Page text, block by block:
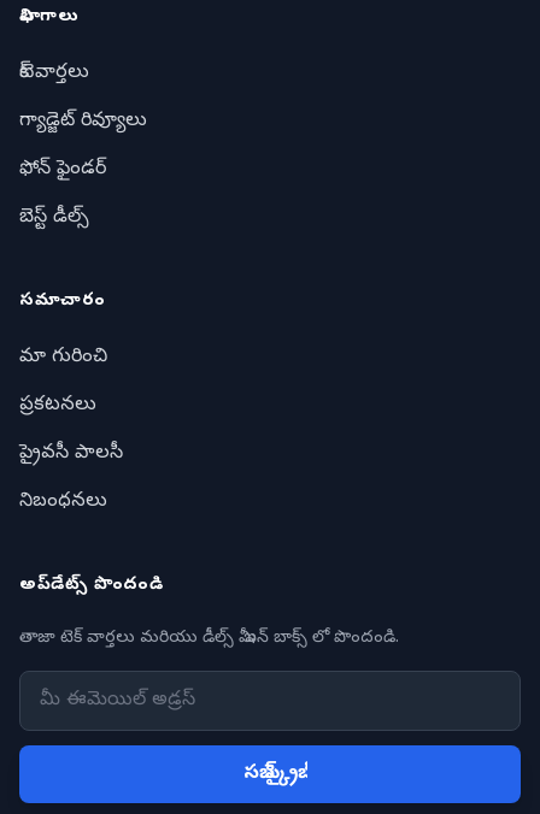
విభాగాలు
టెక్ వార్తలు
గ్యాడ్జెట్ రివ్యూలు
ఫోన్ ఫైండర్
బెస్ట్ డీల్స్
సమాచారం
మా గురించి
ప్రకటనలు
ప్రైవసీ పాలసీ
నిబంధనలు
అప్‌డేట్స్ పొందండి
తాజా టెక్ వార్తలు మరియు డీల్స్ మీ ఇన్ బాక్స్ లో పొందండి.
సబ్ స్క్రైబ్